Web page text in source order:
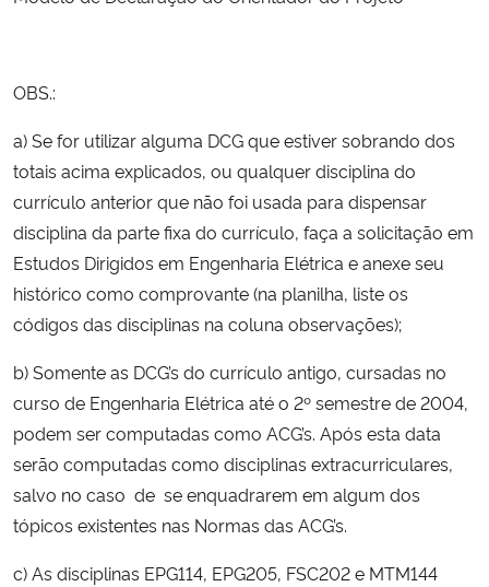
OBS.:
a) Se for utilizar alguma DCG que estiver sobrando dos
totais acima explicados, ou qualquer disciplina do
currículo anterior que não foi usada para dispensar
disciplina da parte fixa do currículo, faça a solicitação em
Estudos Dirigidos em Engenharia Elétrica e anexe seu
histórico como comprovante (na planilha, liste os
códigos das disciplinas na coluna observações);
b) Somente as DCG’s do currículo antigo, cursadas no
curso de Engenharia Elétrica até o 2º semestre de 2004,
podem ser computadas como ACG’s. Após esta data
serão computadas como disciplinas extracurriculares,
salvo no caso de se enquadrarem em algum dos
tópicos existentes nas Normas das ACG’s.
c) As disciplinas EPG114, EPG205, FSC202 e MTM144